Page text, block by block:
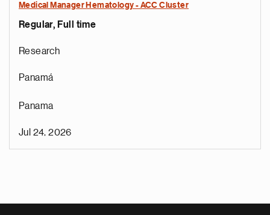
Medical Manager Hematology - ACC Cluster
Regular, Full time
Research
Panamá
Panama
Jul 24, 2026